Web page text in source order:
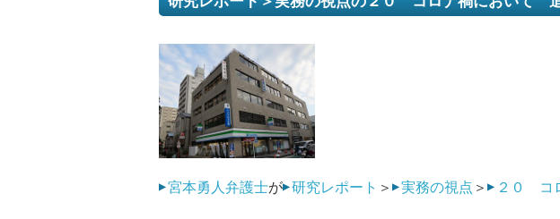
宮本勇人弁護士が 研究レポート ＞ 実務の視点 ＞ ２０ コ